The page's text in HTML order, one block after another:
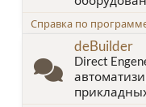
Справка по
deBuilder
Direct